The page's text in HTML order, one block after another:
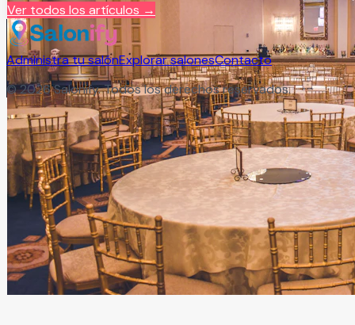
Ver todos los artículos →
Administra tu salónExplorar salonesContacto
©2026Salonify. Todos los derechos reservados.